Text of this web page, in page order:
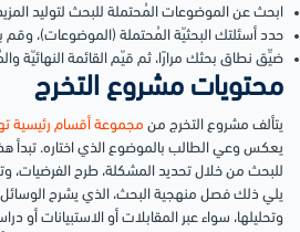
ابحث عن الموضوعات المُحتملة للبحث لتوليد
حدد أسئلتك البحثيّة المُحتملة (الموضوعات)، وقم
ضيِّق نطاق بحثك مرارًا، ثم قيّم القائمة النهائيّة
محتويات مشروع التخرج
يتألف مشروع التخرج من مجموعة أقسام رئيسية
يعكس وعي الطالب بالموضوع الذي اختاره. تبدأ
للبحث من خلال تحديد المشكلة، طرح الفرضيات،
يلي ذلك فصل منهجية البحث، الذي يشرح
وتحليلها، سواء عبر المقابلات أو الاستبيانات أو